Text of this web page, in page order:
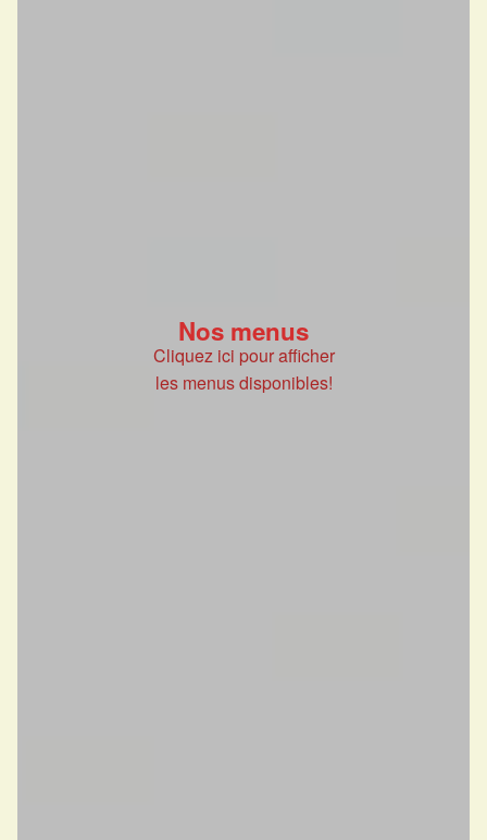
Nos menus
Cliquez ici pour afficher
les menus disponibles!